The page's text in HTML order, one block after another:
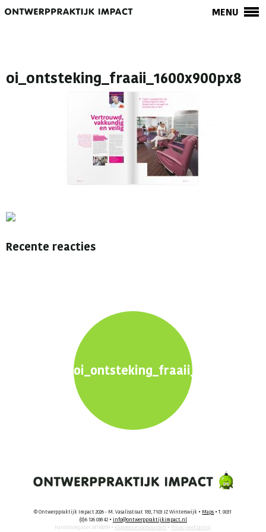
MENU
oi_ontsteking_fraaii_1600x900px8
Recente reacties
© Ontwerppraktijk Impact 2026 - M. Vasalisstraat 183, 7103 JZ Winterswijk • Maps • T. 0031
(0)6 126 038 42 • info@ontwerppraktijkimpact.nl
Handelsregister 54798299 •Algemene voorwaarden • Privacyverklaring